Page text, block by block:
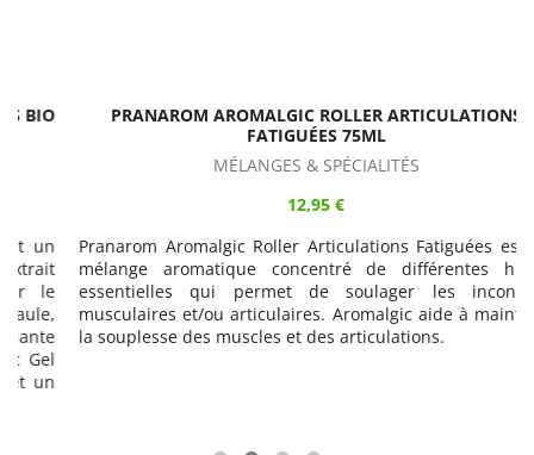
PRANAROM AROMALGIC ROLLER ARTICULATIONS
FATIGUÉES 75ML
MÉLANGES & SPÉCIALITÉS
12,95 €
Pranarom Aromalgic Roller Articulations Fatiguées est un
mélange aromatique concentré de différentes huiles
essentielles qui permet de soulager les inconforts
musculaires et/ou articulaires. Aromalgic aide à maintenir
la souplesse des muscles et des articulations.